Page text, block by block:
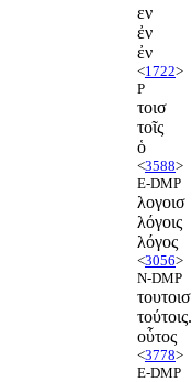
εν
ἐν
ἐν
<1722>
P
τοισ
τοῖς
ὁ
<3588>
E-DMP
λογοισ
λόγοις
λόγος
<3056>
N-DMP
τουτοισ
τούτοις.
οὗτος
<3778>
E-DMP